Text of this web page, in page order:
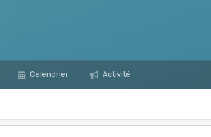
Calendrier Activité